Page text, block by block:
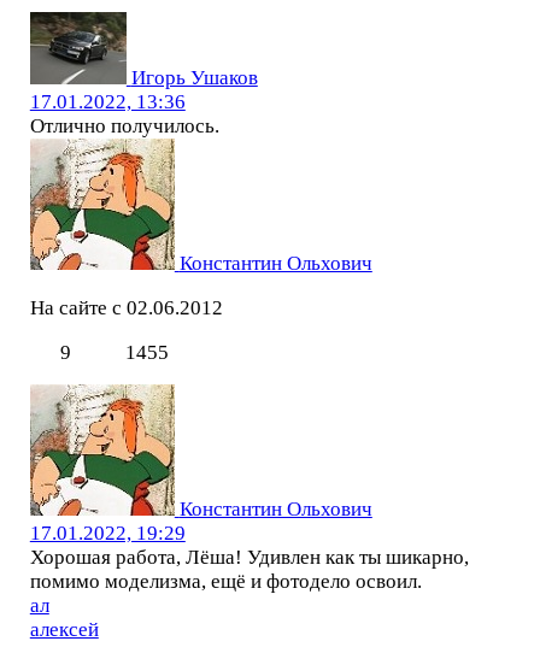
Игорь Ушаков
17.01.2022, 13:36
Отлично получилось.
Константин Ольхович
На сайте с 02.06.2012
9
1455
Константин Ольхович
17.01.2022, 19:29
Хорошая работа, Лёша! Удивлен как ты шикарно,
помимо моделизма, ещё и фотодело освоил.
ал
алексей